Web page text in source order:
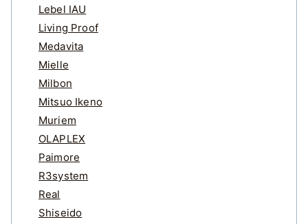
Lebel IAU
Living Proof
Medavita
Mielle
Milbon
Mitsuo Ikeno
Muriem
OLAPLEX
Paimore
R3system
Real
Shiseido